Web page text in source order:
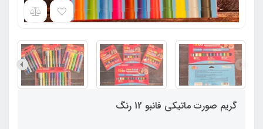
گریم صورت ماتیکی فانبو 12 رنگ